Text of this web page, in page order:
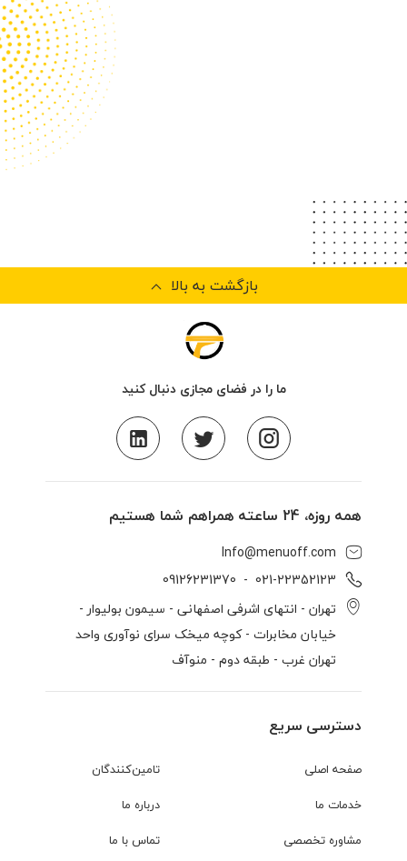
بازگشت به بالا
ما را در فضای مجازی دنبال کنید
همه روزه، 24 ساعته همراهم شما هستیم
Info@menuoff.com
021-22352123
  -
09126231370
تهران - انتهای اشرفی اصفهانی - سیمون بولیوار -
خیابان مخابرات - کوچه میخک سرای نوآوری واحد
تهران غرب - طبقه دوم - منوآف
دسترسی سریع
صفحه اصلی
خدمات ما
مشاوره تخصصی
تامین‌کنندگان
درباره ما
تماس با ما